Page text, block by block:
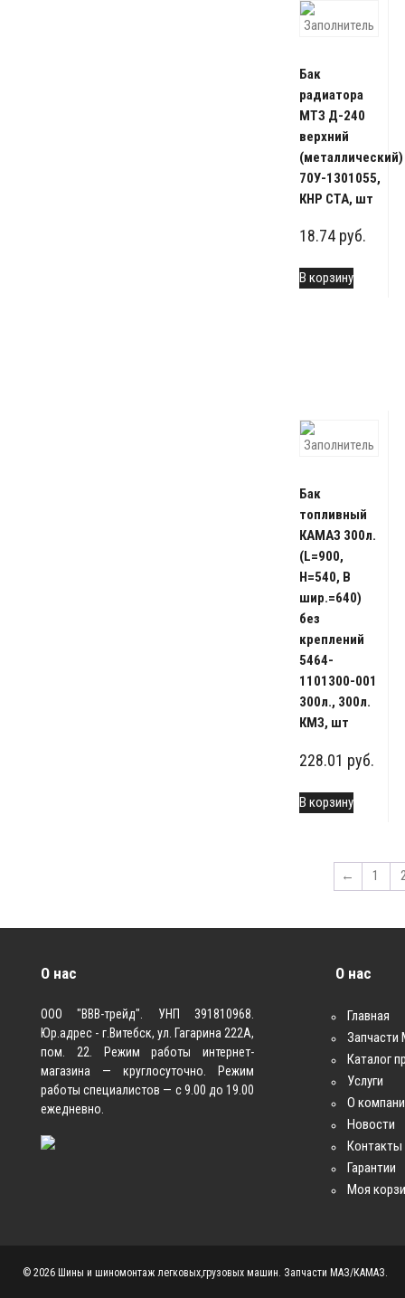
Бак
радиатора
МТЗ Д-240
верхний
(металлический)
70У-1301055,
КНР СТА, шт
18.74 руб.
В корзину
Бак
топливный
КАМАЗ 300л.
(L=900,
H=540, В
шир.=640)
без
креплений
5464-
1101300-001
300л., 300л.
КМЗ, шт
228.01 руб.
В корзину
← 1
О нас
ООО "ВВВ-трейд". УНП 391810968.
Юр.адрес - г.Витебск, ул. Гагарина 222А,
пом. 22. Режим работы интернет-
магазина — круглосуточно. Режим
работы специалистов — с 9.00 до 19.00
ежедневно.
О нас
Главная
Каталог
Услуги
О
Новости
Контакты
Гарантии
Моя
© 2026 Шины и шиномонтаж легковых,грузовых машин. Запчасти МАЗ/КАМАЗ.